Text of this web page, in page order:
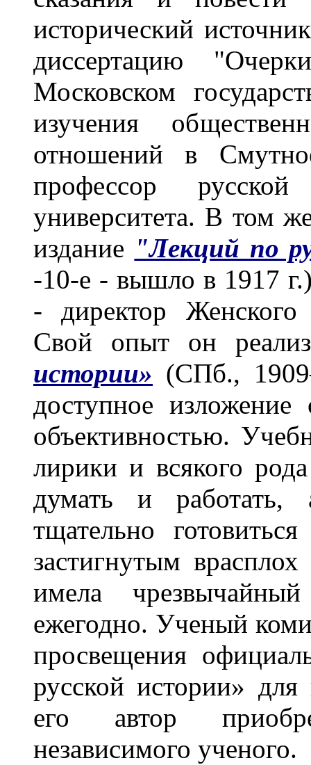
исторический
диссертацию
Московском
изучения об
отношений в
профессор русской
университета. В том
издание "Лекций по
-10-е - вышло в 1917
- директор Женского
Свой опыт он
истории» (СПб.,
доступное
объективностью.
лирики и всякого
думать и работать,
тщательно
застигнутым
имела
ежегодно. Ученый
просвещения
русской истории»
его автор
независимого ученого.